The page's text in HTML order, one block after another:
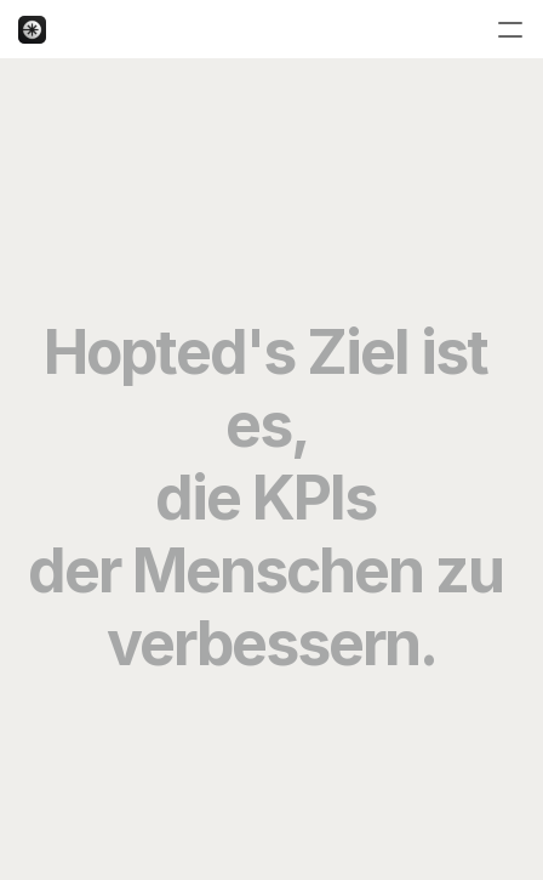
Hopted's Ziel ist
es,
die KPIs
der Menschen zu
verbessern.